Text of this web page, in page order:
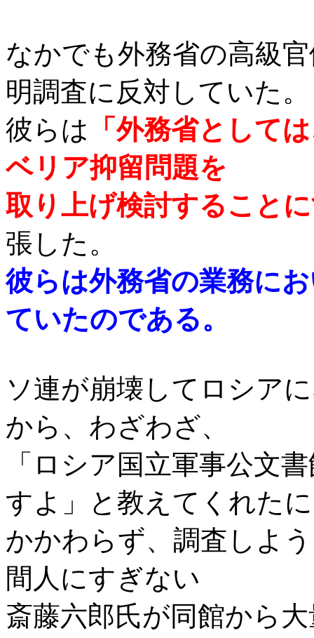
なかでも外務省の高級
明調査に反対していた。
彼らは 「外務省として
ベリア抑留問題を
取り上げ検討すること
張した。
彼らは外務省の業務に
ていたのである。
ソ連が崩壊してロシア
から、わざわざ、
「ロシア国立軍事公文
すよ」と教えてくれた
かかわらず、調査しよ
間人にすぎない
斎藤六郎氏が同館から